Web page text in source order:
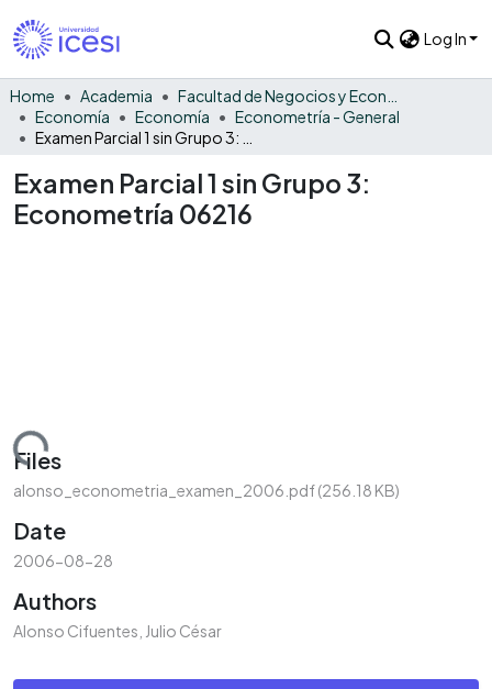
Log In
Home Academia
Economía
Economía
Econometría - General
Examen Parcial 1 sin Grupo 3:
Econometría 06216
Loading...
Files
alonso_econometria_examen_2006.pdf(256.18 KB)
Date
2006-08-28
Authors
Alonso Cifuentes, Julio César